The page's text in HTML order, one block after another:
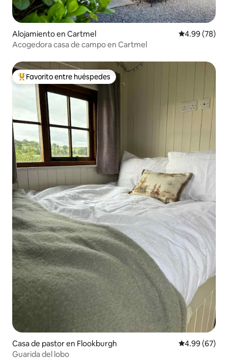
Alojamiento en Cartmel Calificación
4.99 (78)
Acogedora casa de campo en Cartmel
Favorito entre huéspedes preferido
Favorito entre huéspedes
Casa de pastor en Flookburgh Calificación
4.99 (67)
Guarida del lobo